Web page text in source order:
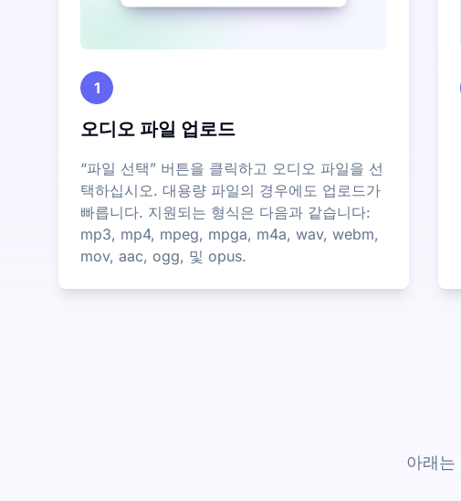
1
오디오 파일 업로드
“파일 선택” 버튼을 클릭하고 오디오 파일을 선
택하십시오. 대용량 파일의 경우에도 업로드가
빠릅니다. 지원되는 형식은 다음과 같습니다:
mp3, mp4, mpeg, mpga, m4a, wav, webm,
mov, aac, ogg, 및 opus.
아래는